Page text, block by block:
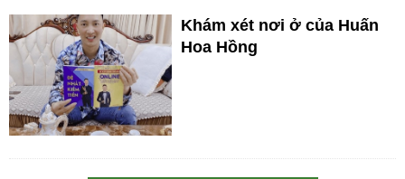
Khám xét nơi ở của Huấn
Hoa Hồng